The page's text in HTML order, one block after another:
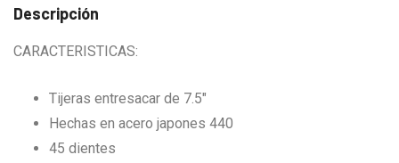
Descripción
CARACTERISTICAS:
Tijeras entresacar de 7.5″
Hechas en acero japones 440
45 dientes